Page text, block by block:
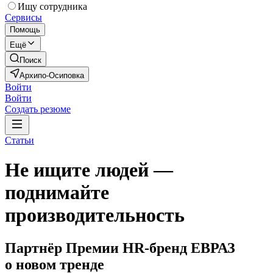
Ищу сотрудника
Сервисы
Помощь
Ещё
Поиск
Архипо-Осиповка
Войти
Войти
Создать резюме
Статьи
Не ищите людей —
поднимайте
производительность
Партнёр Премии HR-бренд ЕВРАЗ
о новом тренде